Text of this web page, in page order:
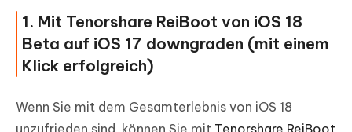
1. Mit Tenorshare ReiBoot von iOS 18
Beta auf iOS 17 downgraden (mit einem
Klick erfolgreich)
Wenn Sie mit dem Gesamterlebnis von iOS 18